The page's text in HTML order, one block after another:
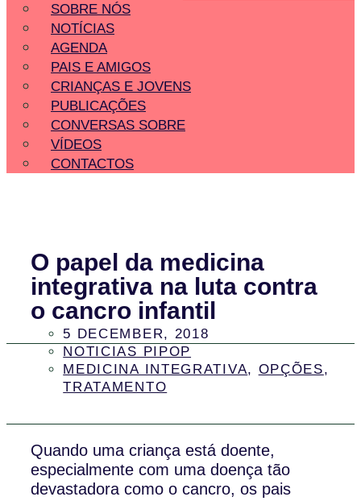
SOBRE NÓS
NOTÍCIAS
AGENDA
PAIS E AMIGOS
CRIANÇAS E JOVENS
PUBLICAÇÕES
CONVERSAS SOBRE
VÍDEOS
CONTACTOS
O papel da medicina
integrativa na luta contra
o cancro infantil
5 DECEMBER, 2018
NOTICIAS PIPOP
MEDICINA INTEGRATIVA, OPÇÕES,
TRATAMENTO
Quando uma criança está doente,
especialmente com uma doença tão
devastadora como o cancro, os pais